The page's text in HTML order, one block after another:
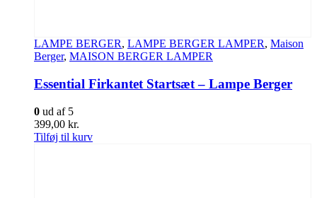
LAMPE BERGER, LAMPE BERGER LAMPER, Maison
Berger, MAISON BERGER LAMPER
Essential Firkantet Startsæt – Lampe Berger
0 ud af 5
399,00 kr.
Tilføj til kurv